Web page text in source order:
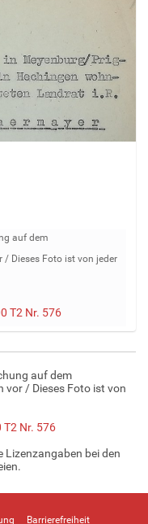
auf dem
/ Dieses Foto ist von jeder
T2 Nr. 576
auf dem
vor / Dieses Foto ist von
Nr. 576
Lizenzangaben bei den
Barrierefreiheit